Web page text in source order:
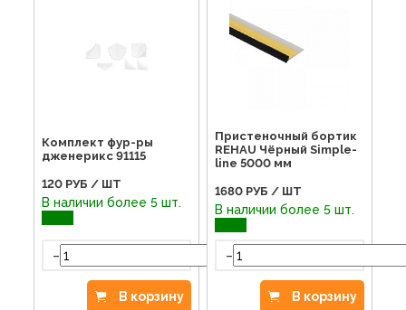
- Мини-бортик комплектующие
KORNER плинтус и комплектующие
Комплект фур-ры
дженерикс 91115
120 РУБ / ШТ
В наличии более 5 шт.
-
В корзину
Пристеночный бортик
REHAU Чёрный Simple-
line 5000 мм
1680 РУБ / ШТ
В наличии более 5 шт.
-
В корзину